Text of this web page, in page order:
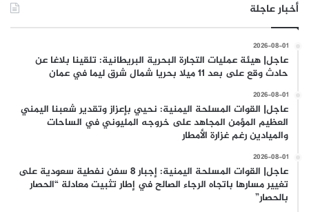
أخبار عاجلة
2026-08-01
عاجل| هيئة عمليات التجارة البحرية البريطانية: تلقينا بلاغا عن
حادث وقع على بعد 11 ميلا بحريا شمال شرق ليما في عمان
2026-08-01
عاجل| القوات المسلحة اليمنية: نحيي بإعزاز وتقدير شعبنا اليمني
العظيم المؤمن المجاهد على خروجه المليوني في الساحات
والميادين رغم غزارة الأمطار
2026-08-01
عاجل| القوات المسلحة اليمنية: إجبار 8 سفن نفطية سعودية على
تغيير مسارها باتجاه الرجاء الصالح في إطار تثبيت معادلة “الحصار
بالحصار”